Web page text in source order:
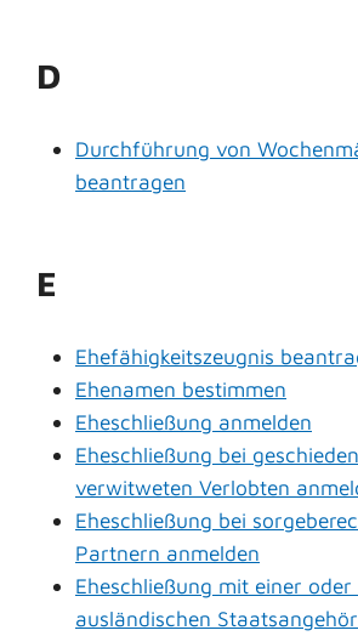
D
Durchführung von
beantragen
E
Ehefähigkeitszeugnis
Ehenamen bestimmen
Eheschließung anmelden
Eheschließung bei
verwitweten Verlobten
Eheschließung bei
Partnern anmelden
Eheschließung mit einer oder
ausländischen